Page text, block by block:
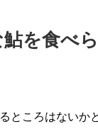
を食べ
ところはないか